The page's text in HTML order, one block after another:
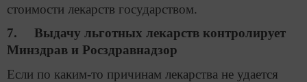
стоимости лекарств государством.
7. Выдачу льготных лекарств контролирует
Минздрав и Росздравнадзор
Если по каким-то причинам лекарства не удается